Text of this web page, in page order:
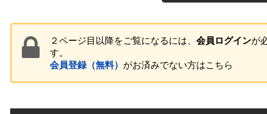
２ページ目以降をご覧になるには、 会員ログインが
す。
会員登録（無料） がお済みでない方はこちら